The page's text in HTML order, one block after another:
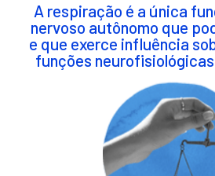
A respiração é a única
nervoso autônomo que
e que exerce influência
funções